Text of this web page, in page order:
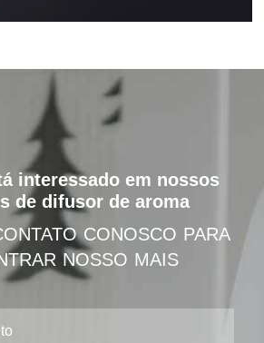
interessado em nossos
de difusor de aroma
CONOSCO PARA
NOSSO MAIS